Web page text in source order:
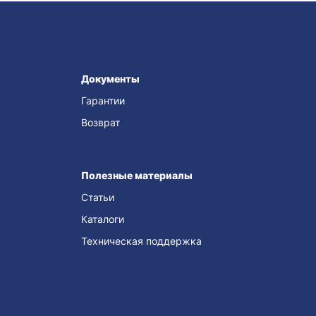
Документы
Гарантии
Возврат
Полезные материалы
Статьи
Каталоги
Техническая поддержка